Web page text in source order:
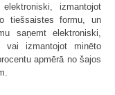
izmantojot
tiešsaistes formu, un
saņemt elektroniski,
vai izmantojot minēto
apmērā no šajos